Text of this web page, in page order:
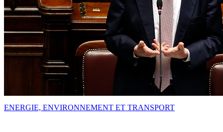
ENERGIE, ENVIRONNEMENT ET TRANSPORT